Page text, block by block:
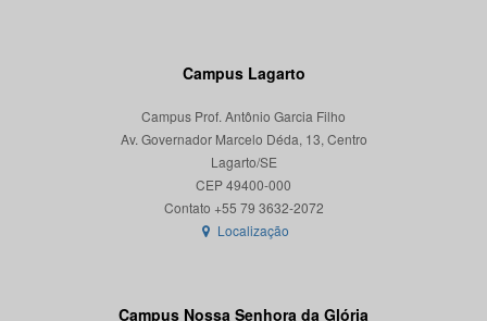
Campus Lagarto
Campus Prof. Antônio Garcia Filho
Av. Governador Marcelo Déda, 13, Centro
Lagarto/SE
CEP 49400-000
Localização
Campus Nossa Senhora da Glória